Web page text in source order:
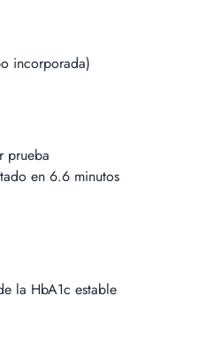
incorporada)
prueba
en 6.6 minutos
la HbA1c estable